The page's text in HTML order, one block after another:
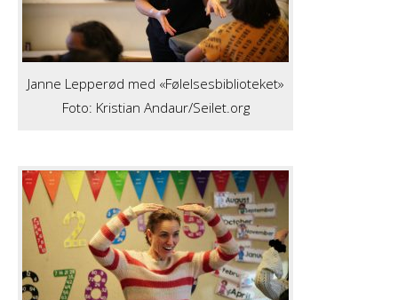
Janne Lepperød med «Følelsesbiblioteket»
Foto: Kristian Andaur/Seilet.org